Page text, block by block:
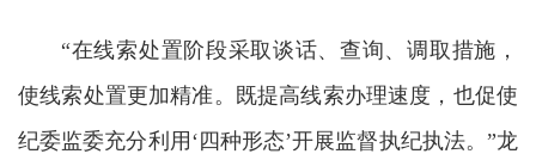
“在线索处置阶段采取谈话、查询、调取措施，
使线索处置更加精准。既提高线索办理速度，也促使
纪委监委充分利用‘四种形态’开展监督执纪执法。”龙